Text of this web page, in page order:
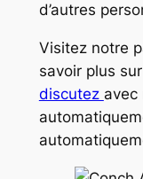
d’autres
Visitez notre
savoir plus
discutez avec